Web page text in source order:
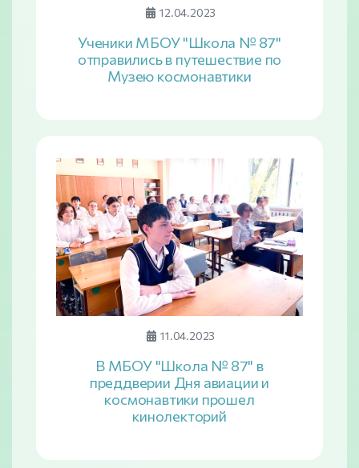
12.04.2023
Ученики МБОУ "Школа № 87"
отправились в путешествие по
Музею космонавтики
11.04.2023
В МБОУ "Школа № 87" в
преддверии Дня авиации и
космонавтики прошел
кинолекторий